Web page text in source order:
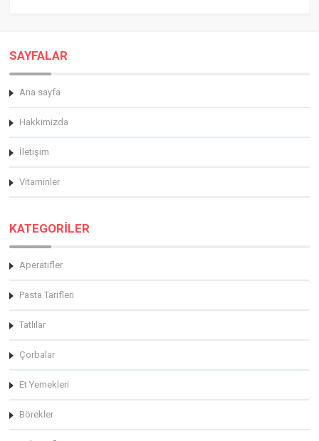
SAYFALAR
Ana sayfa
Hakkimizda
İletişim
Vitaminler
KATEGORİLER
Aperatifler
Pasta Tarifleri
Tatlılar
Çorbalar
Et Yemekleri
Börekler